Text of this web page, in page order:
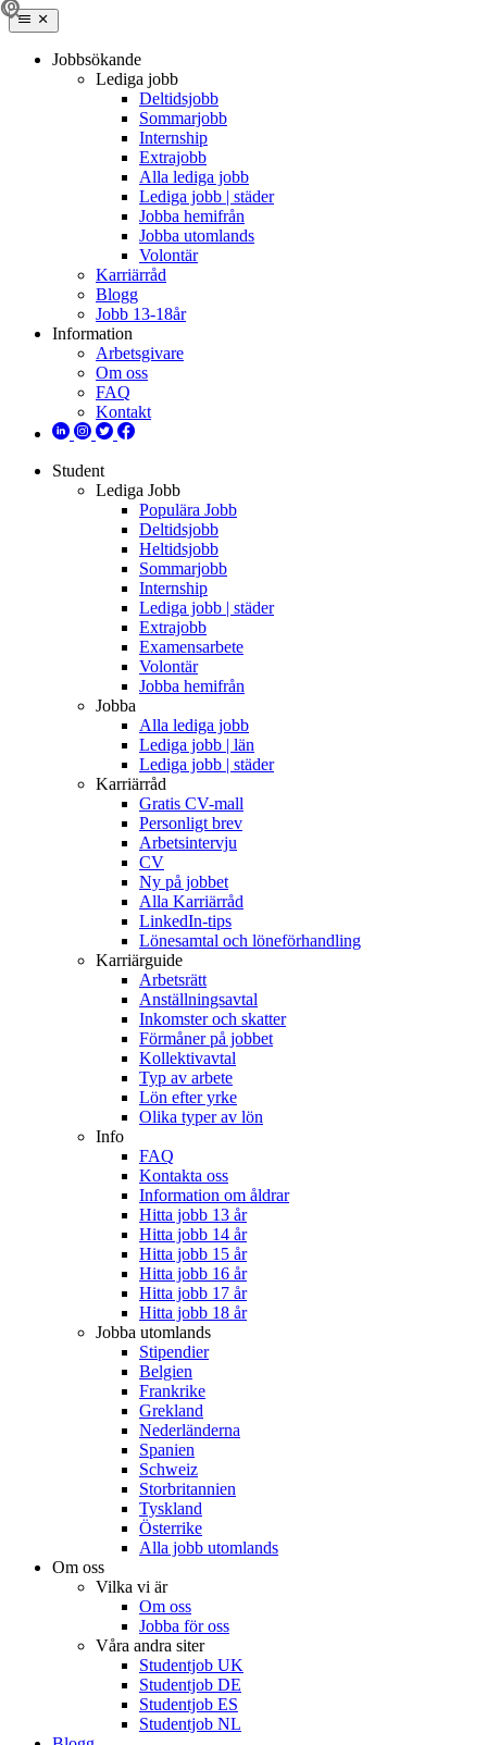
Jobbsökande
Lediga jobb
Deltidsjobb
Sommarjobb
Internship
Extrajobb
Alla lediga jobb
Lediga jobb | städer
Jobba hemifrån
Jobba utomlands
Volontär
Karriärråd
Blogg
Jobb 13-18år
Information
Arbetsgivare
Om oss
FAQ
Kontakt
Student
Lediga Jobb
Populära Jobb
Deltidsjobb
Heltidsjobb
Sommarjobb
Internship
Lediga jobb | städer
Extrajobb
Examensarbete
Volontär
Jobba hemifrån
Jobba
Alla lediga jobb
Lediga jobb | län
Lediga jobb | städer
Karriärråd
Gratis CV-mall
Personligt brev
Arbetsintervju
CV
Ny på jobbet
Alla Karriärråd
LinkedIn-tips
Lönesamtal och löneförhandling
Karriärguide
Arbetsrätt
Anställningsavtal
Inkomster och skatter
Förmåner på jobbet
Kollektivavtal
Typ av arbete
Lön efter yrke
Olika typer av lön
Info
FAQ
Kontakta oss
Information om åldrar
Hitta jobb 13 år
Hitta jobb 14 år
Hitta jobb 15 år
Hitta jobb 16 år
Hitta jobb 17 år
Hitta jobb 18 år
Jobba utomlands
Stipendier
Belgien
Frankrike
Grekland
Nederländerna
Spanien
Schweiz
Storbritannien
Tyskland
Österrike
Alla jobb utomlands
Om oss
Vilka vi är
Om oss
Jobba för oss
Våra andra siter
Studentjob UK
Studentjob DE
Studentjob ES
Studentjob NL